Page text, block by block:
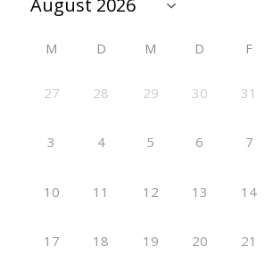
M D M D F
27 28 29 30 31
3 4 5 6 7
10 11 12 13 14
17 18 19 20 21